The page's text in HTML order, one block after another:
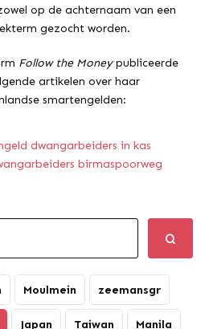
op de achternaam van een
gezocht worden.
Follow the Moneypubliceerde
artikelen over haar
smartengelden:
dwangarbeiders in kas
birmaspoorweg
Moulmein zeemansgr
Japan Taiwan Manila